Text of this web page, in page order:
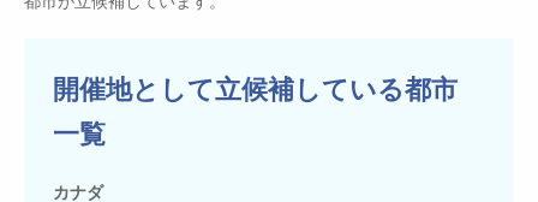
開催地として立候補している都市
一覧
カナダ